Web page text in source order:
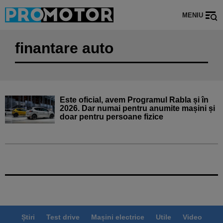
MENIU
finantare auto
Este oficial, avem Programul Rabla și în
2026. Dar numai pentru anumite mașini și
doar pentru persoane fizice
Știri Test drive Mașini electrice Utile
Video